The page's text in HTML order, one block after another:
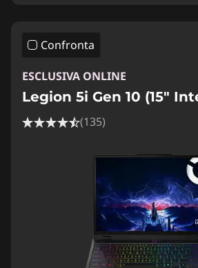
Confronta
ESCLUSIVA ONLINE
Legion 5i Gen 10 (15"
(135)